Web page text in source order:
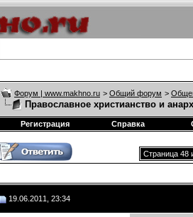
Форум | www.makhno.ru > Общий форум >
Православное христианство и
Регистрация Справка
Страница 48
19.06.2011, 23:34